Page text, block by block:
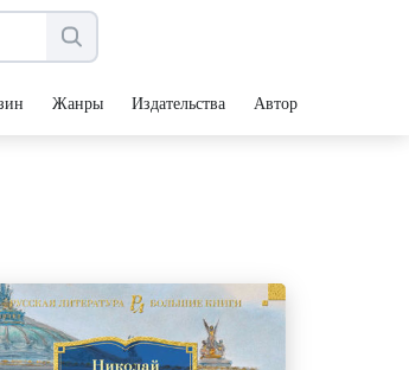
Жанры Издательства Авторы